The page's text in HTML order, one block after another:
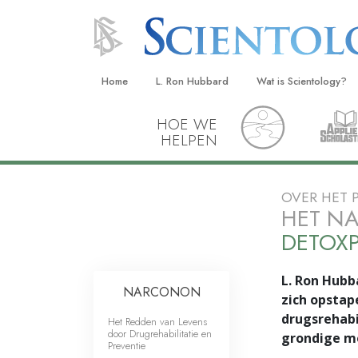
Home L. Ron Hubbard Wat is Scientology?
Overtuigingen &
De Credo’s en
Scientology
Maak kennis met
De
Een Inleiding tot
HOE WE
HELPEN
OVER HET
HET
L. Ron
zich
grondige
NARCONON
Het Redden van Levens
door Drugrehabilitatie en
Preventie